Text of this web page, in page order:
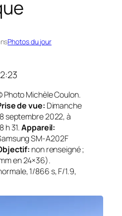
Photos du jour
Photo Michèle Coulon.
de vue: Dimanche
septembre 2022, à
h 31.Appareil:
SM-A202F
non renseigné ;
en 24×36).
1/866 s, F/1.9,